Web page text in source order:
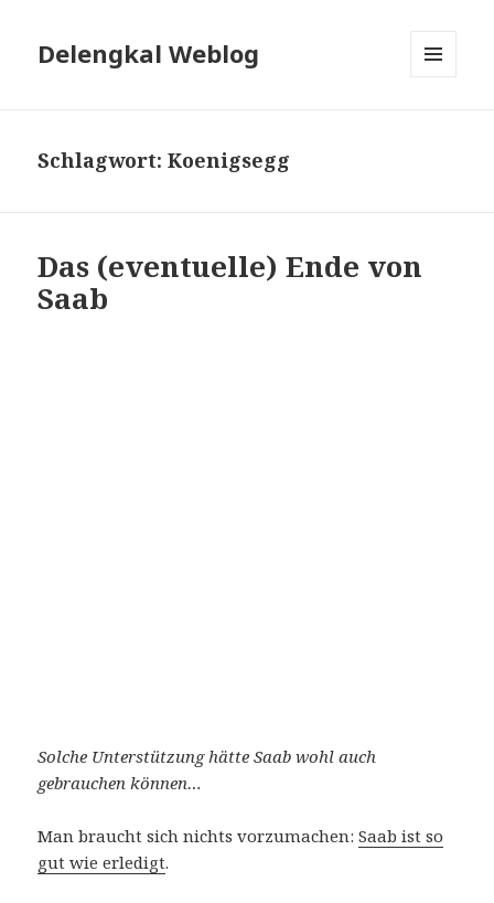
Delengkal Weblog
Schlagwort:Koenigsegg
Das (eventuelle) Ende von
Saab
Solche Unterstützung hätte Saab wohl auch
gebrauchen können…
Man braucht sich nichts vorzumachen:Saab ist so
gut wie erledigt.